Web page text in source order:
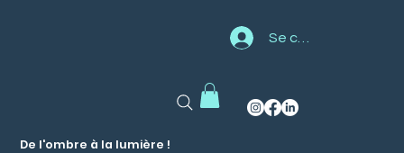
De l'ombre à la lumière !
Se connecter